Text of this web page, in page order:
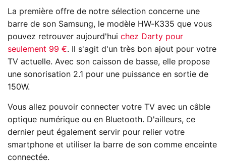
La première offre de notre sélection concerne une
barre de son Samsung, le modèle HW-K335 que vous
pouvez retrouver aujourd'hui chez Darty pour
seulement 99 €. Il s'agit d'un très bon ajout pour votre
TV actuelle. Avec son caisson de basse, elle propose
une sonorisation 2.1 pour une puissance en sortie de
150W.
Vous allez pouvoir connecter votre TV avec un câble
optique numérique ou en Bluetooth. D'ailleurs, ce
dernier peut également servir pour relier votre
smartphone et utiliser la barre de son comme enceinte
connectée.